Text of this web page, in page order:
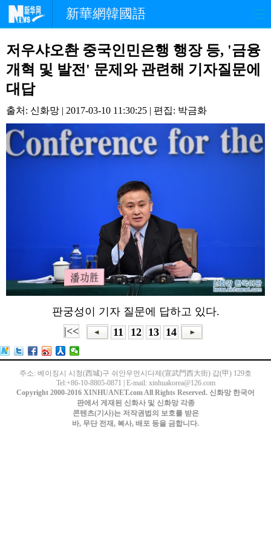
新華網韓國語
홈페이지 최신뉴스 정치
경제 사회 포토
중한교류 핫 TV
연예 관광 오피니언
저우샤오촨 중국인민은행 행장 등, '금융
개혁 및 발전' 문제와 관련해 기자질문에
대답
출처: 신화망 | 2017-03-10 11:30:25 | 편집: 박금화
판궁성이 기자 질문에 답하고 있다.
|<<
11 12 13 14
주소: 베이징시 시청(西城)구 쉬안우먼시다제(宣武門西大街) 갑(甲) 129호
Tel:+86-10-8805-0871 | E-mail: xinhuakorea@126.com
Copyright 2000-2016 XINHUANET.com All Rights Reserved. 신화망 한국어
판에서 게재된 신화사 및 신화망 각종
콘텐츠(기사)는 저작권법의 보호를 받은
바, 무단 전재, 복사, 배포 등을 금합니다.